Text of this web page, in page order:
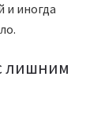
и иногда
лишним